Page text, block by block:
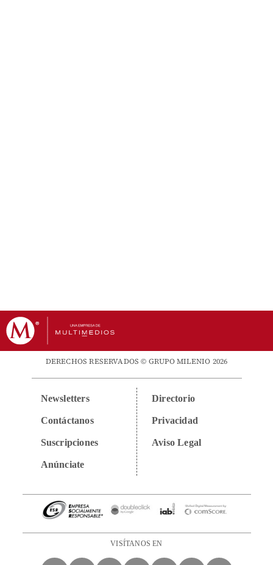
DERECHOS RESERVADOS © GRUPO MILENIO 2026
Newsletters
Contáctanos
Suscripciones
Anúnciate
Directorio
Privacidad
Aviso Legal
VISÍTANOS EN